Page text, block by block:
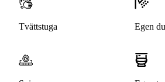
Tvättstuga Egen